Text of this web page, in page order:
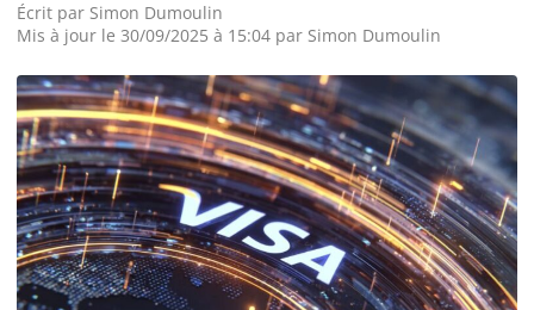
Écrit par Simon Dumoulin
Mis à jour le 30/09/2025 à 15:04 par Simon Dumoulin